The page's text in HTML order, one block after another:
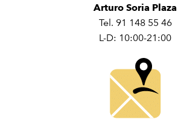
Arturo Soria Plaza
Tel. 91 148 55 46
L-D: 10:00-21:00